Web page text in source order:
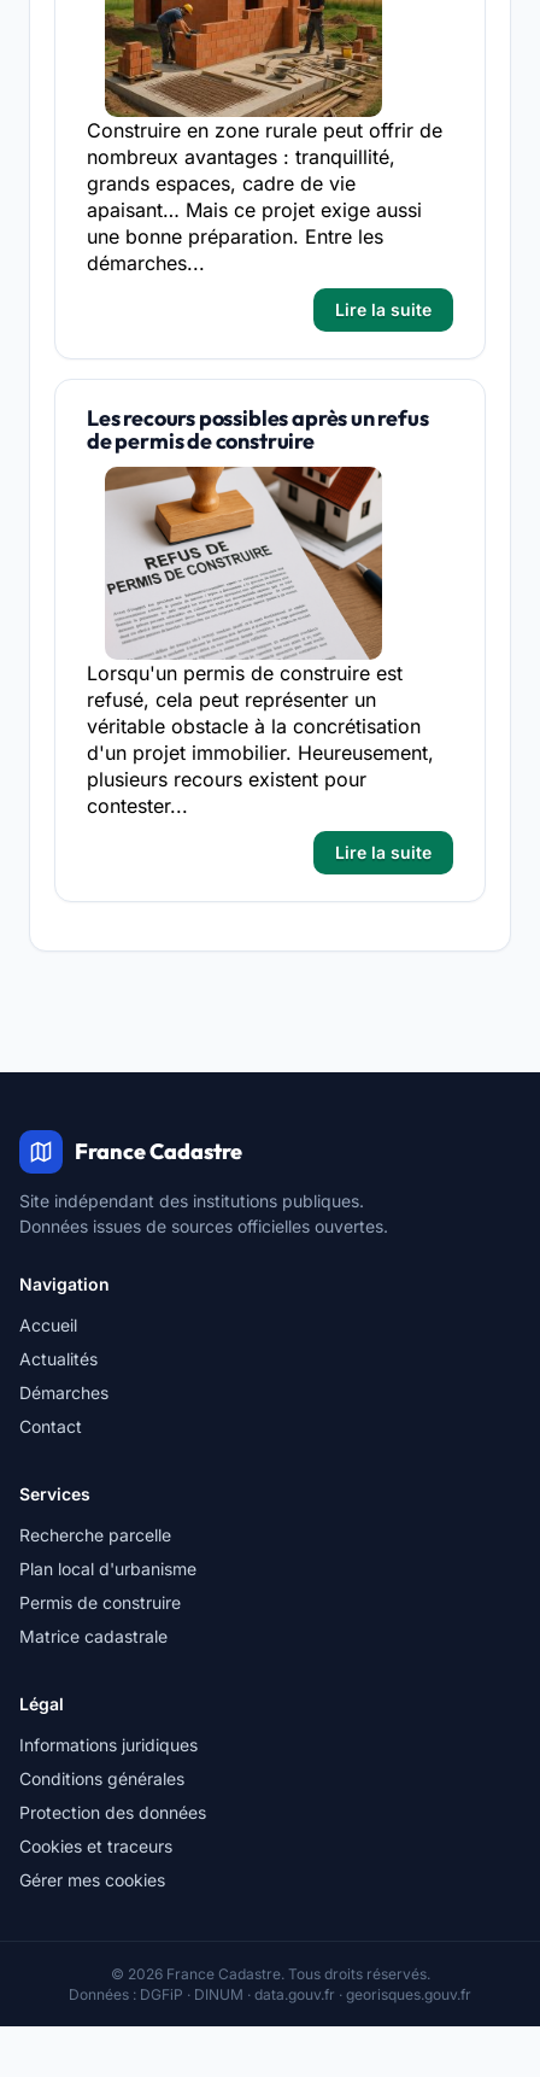
Construire en zone rurale peut offrir de
nombreux avantages : tranquillité,
grands espaces, cadre de vie
apaisant… Mais ce projet exige aussi
une bonne préparation. Entre les
démarches...
Lire la suite
Les recours possibles après un refus
de permis de construire
Lorsqu'un permis de construire est
refusé, cela peut représenter un
véritable obstacle à la concrétisation
d'un projet immobilier. Heureusement,
plusieurs recours existent pour
contester...
Lire la suite
France Cadastre
Site indépendant des institutions publiques.
Données issues de sources officielles ouvertes.
Navigation
Accueil
Actualités
Démarches
Contact
Services
Recherche parcelle
Plan local d'urbanisme
Permis de construire
Matrice cadastrale
Légal
Informations juridiques
Conditions générales
Protection des données
Cookies et traceurs
Gérer mes cookies
© 2026 France Cadastre. Tous droits réservés.
Données : DGFiP · DINUM · data.gouv.fr · georisques.gouv.fr